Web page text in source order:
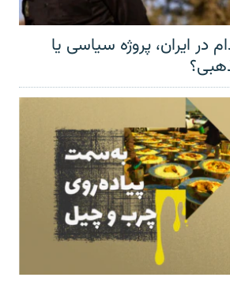
در ایران، پروژه سیاسی یا